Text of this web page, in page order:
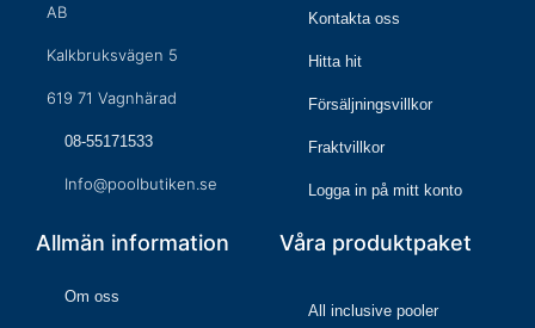
AB
Kalkbruksvägen 5
619 71 Vagnhärad
08-55171533
Info@poolbutiken.se
Kontakta oss
Hitta hit
Försäljningsvillkor
Fraktvillkor
Logga in på mitt konto
Allmän information
Om oss
Våra produktpaket
All inclusive pooler